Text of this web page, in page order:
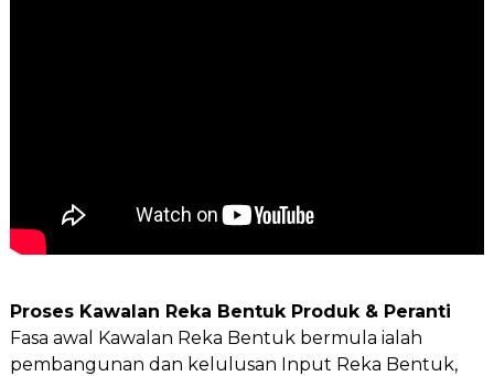
Proses Kawalan Reka Bentuk Produk & Peranti
Fasa awal Kawalan Reka Bentuk bermula ialah
pembangunan dan kelulusan Input Reka Bentuk,